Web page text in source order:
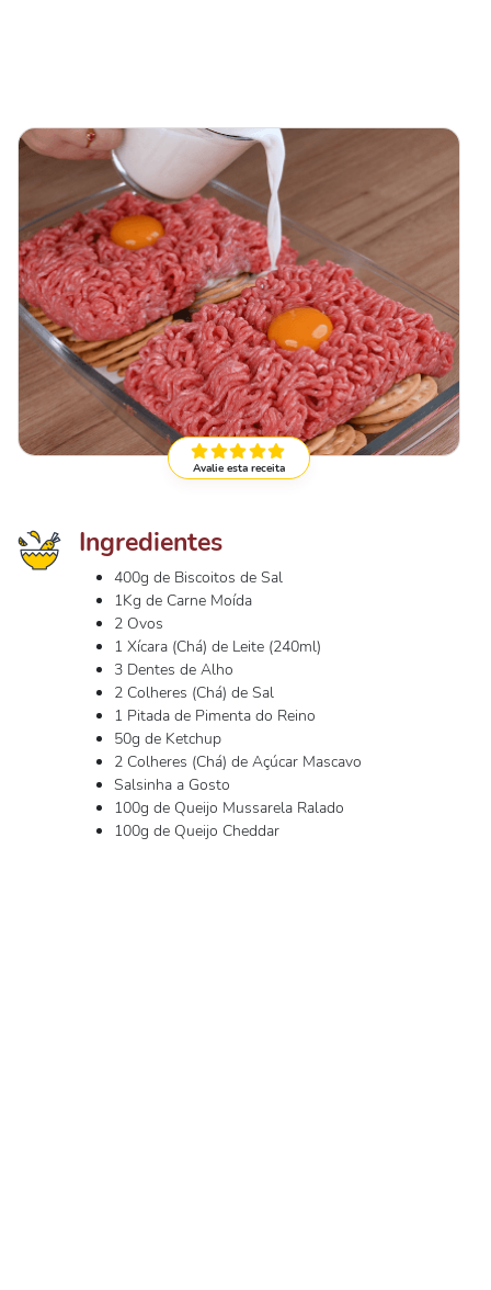
Avalie esta receita
Ingredientes
400g de Biscoitos de Sal
1Kg de Carne Moída
2 Ovos
1 Xícara (Chá) de Leite (240ml)
3 Dentes de Alho
2 Colheres (Chá) de Sal
1 Pitada de Pimenta do Reino
50g de Ketchup
2 Colheres (Chá) de Açúcar Mascavo
Salsinha a Gosto
100g de Queijo Mussarela Ralado
100g de Queijo Cheddar